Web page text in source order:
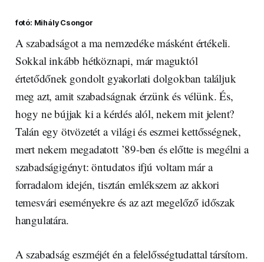
fotó: Mihály Csongor
A szabadságot a ma nemzedéke másként értékeli.
Sokkal inkább hétköznapi, már maguktól
értetődőnek gondolt gyakorlati dolgokban találjuk
meg azt, amit szabadságnak érzünk és vélünk. És,
hogy ne bújjak ki a kérdés alól, nekem mit jelent?
Talán egy ötvözetét a világi és eszmei kettősségnek,
mert nekem megadatott ’89-ben és előtte is megélni a
szabadságigényt: öntudatos ifjú voltam már a
forradalom idején, tisztán emlékszem az akkori
temesvári eseményekre és az azt megelőző időszak
hangulatára.
A szabadság eszméjét én a felelősségtudattal társítom.